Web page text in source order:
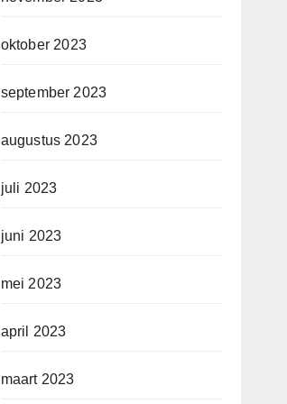
oktober 2023
september 2023
augustus 2023
juli 2023
juni 2023
mei 2023
april 2023
maart 2023